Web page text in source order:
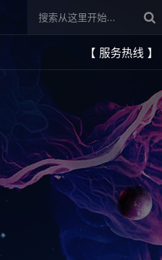
【 服务热线 】